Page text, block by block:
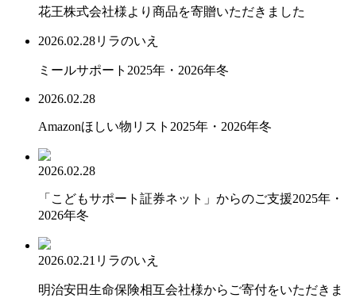
花王株式会社様より商品を寄贈いただきました
2026.02.28リラのいえ
ミールサポート2025年・2026年冬
2026.02.28
Amazonほしい物リスト2025年・2026年冬
2026.02.28
「こどもサポート証券ネット」からのご支援2025年・
2026年冬
2026.02.21 リラのいえ
明治安田生命保険相互会社様からご寄付をいただきま